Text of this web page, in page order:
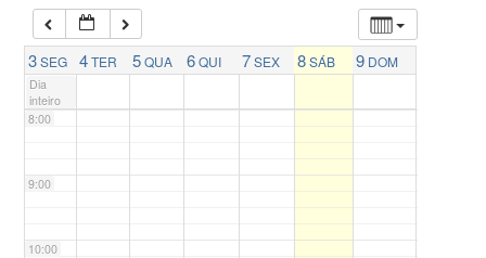
3SEG 4TER 5QUA 6QUI 7SEX 8SÁB 9 DOM
Dia
inteiro
7:00
8:00
9:00
10:00